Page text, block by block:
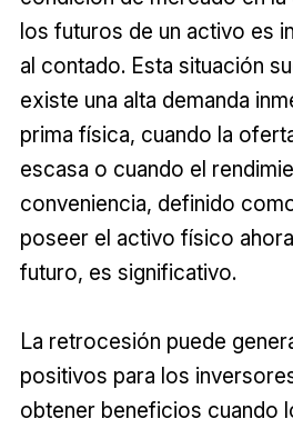
los futuros de un activo es
al contado. Esta situación
existe una alta demanda
prima física, cuando la
escasa o cuando el
conveniencia, definido
poseer el activo físico
futuro, es significativo.
La retrocesión puede
positivos para los
obtener beneficios cuando